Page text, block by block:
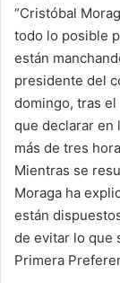
“Cristóbal
todo lo posible
están
presidente del
domingo, tras el
que declarar en
más de tres
Mientras se
Moraga ha
están
de evitar lo que
Primera